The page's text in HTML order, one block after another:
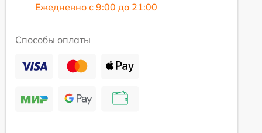
Ежедневно с 9:00 до 21:00
Способы оплаты